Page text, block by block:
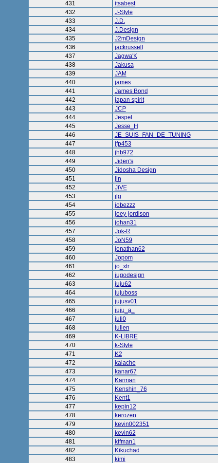
431
itsabest
432
J-Style
433
J.D.
434
J.Design
435
J2mDesign
436
jackrussell
437
Jagwa'K
438
Jakusa
439
JAM
440
james
441
James Bond
442
japan spirit
443
JCP
444
Jespel
445
Jesse_H
446
JE_SUIS_FAN_DE_TUNING
447
jfp453
448
jhb972
449
Jiden's
450
Jidosha Design
451
jin
452
JiVE
453
jlg
454
jobezzz
455
joey-jordison
456
johan31
457
Jok-R
458
JoN59
459
jonathan62
460
Jopom
461
jo_xtr
462
jugodesign
463
juju62
464
jujuboss
465
jujusv01
466
juju_a_
467
juli0
468
julien
469
K-LIBRE
470
k-Style
471
K2
472
kalache
473
kanar67
474
Karman
475
Kenshin_76
476
Kent1
477
kepin12
478
kerozen
479
kevin002351
480
kevin62
481
kifman1
482
Kikuchad
483
kimi